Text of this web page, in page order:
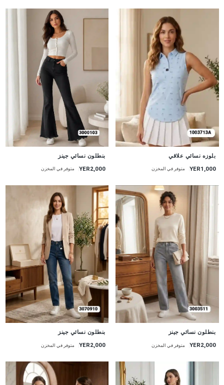
بلوزه نسائي علاقي
YER1,000 متوفر في المخزن
بنطلون نسائي جينز
YER2,000 متوفر في المخزن
بنطلون نسائي جينز
YER2,000 متوفر في المخزن
جديد
بنطلون نسائي جينز
YER2,000 متوفر في المخزن